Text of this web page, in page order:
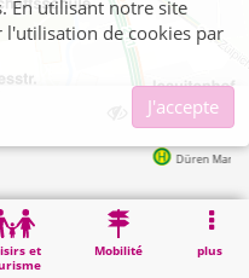
et
Mobilité plus
Düren Markt in 29m
Annakirche (POI)
En utilisant notre site
de cookies par
J'accepte